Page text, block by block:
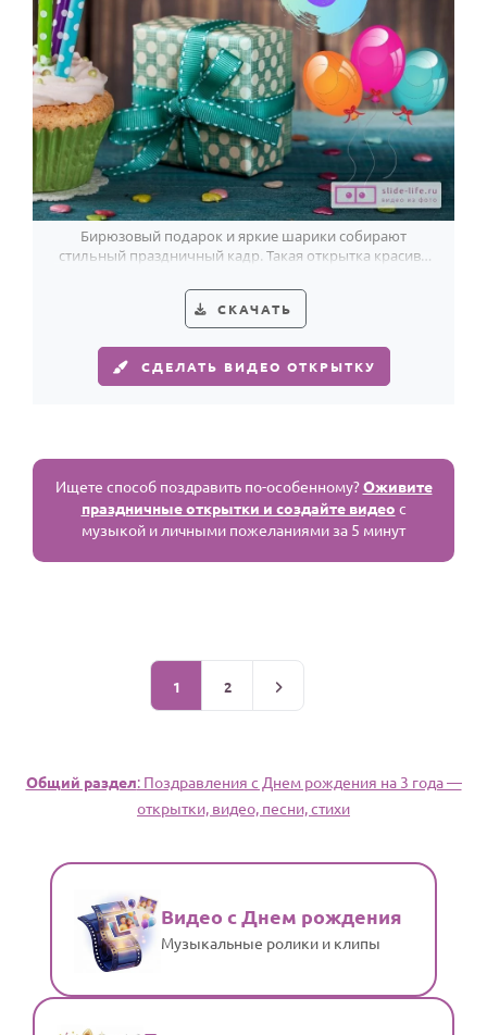
Бирюзовый подарок и яркие шарики собирают
стильный праздничный кадр. Такая открытка красиво
СКАЧАТЬ
СДЕЛАТЬ ВИДЕО ОТКРЫТКУ
Ищете способ поздравить по-особенному?Оживите
праздничные открытки и создайте видео с
музыкой и личными пожеланиями за 5 минут
1 2
Общий раздел: Поздравления c Днем рождения на 3 года —
открытки, видео, песни, стихи
Видео с Днем рождения
Музыкальные ролики и клипы